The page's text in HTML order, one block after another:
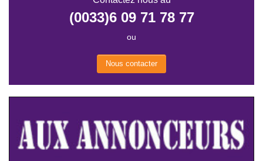
(0033)6 09 71 78 77
ou
Nous contacter